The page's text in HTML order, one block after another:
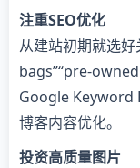
注重SEO优化
从建站初期就选
bags”“pre-
Google Keyword
博客内容优化。
投资高质量图片